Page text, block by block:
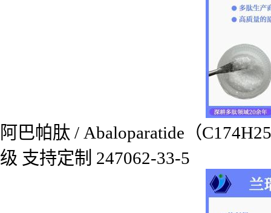
阿巴帕肽 / Abaloparatide（
级 支持定制 247062-33-5